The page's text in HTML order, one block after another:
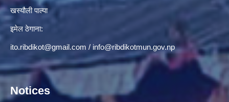
खस्यौली पाल्पा
इमेल ठेगाना:
ito.ribdikot@gmail.com / info@ribdikotmun.gov.np
Notices